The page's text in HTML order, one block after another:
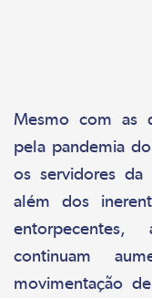
Mesmo com as
pela pandemia
os servidores da
além dos
continuam
movimentação